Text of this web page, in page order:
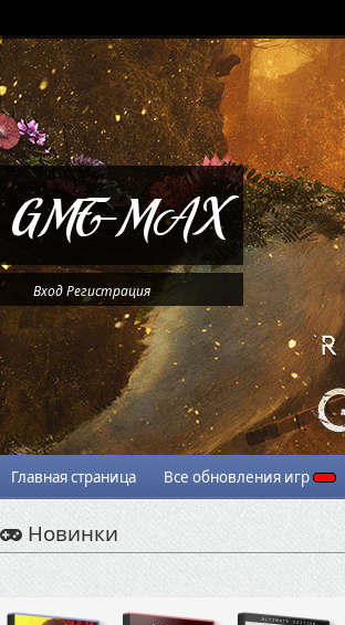
ВходРегистрация
Главная страница Все обновления игр
Новинки